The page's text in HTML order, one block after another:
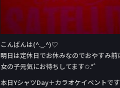
こんばんは(^._.^)♡
明日は定休日でお休みなのでおやすみ
女の子元気にお待ちしてます✩.*˚
本日YシャツDay＋カラオケイベント‬です